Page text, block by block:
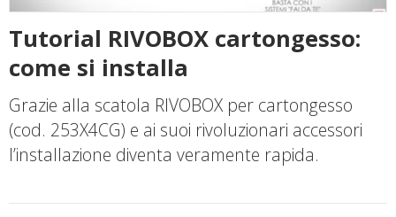
Tutorial RIVOBOX cartongesso:
come si installa
Grazie alla scatola RIVOBOX per cartongesso
(cod. 253X4CG) e ai suoi rivoluzionari accessori
l’installazione diventa veramente rapida.